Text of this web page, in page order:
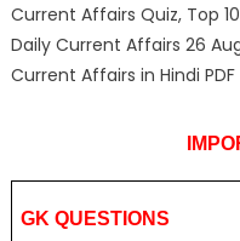
Current Affairs Quiz, Top
Daily Current Affairs 26
Current Affairs in Hindi PDF
GK QUESTIONS